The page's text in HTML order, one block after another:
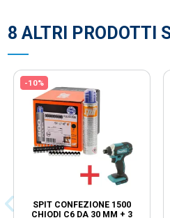
8 ALTRI PRODOTTI
-10%
SPIT CONFEZIONE 1500
CHIODI C6 DA 30 MM + 3